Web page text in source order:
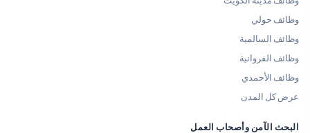
وظائف حولي
وظائف السالمية
وظائف الفروانية
وظائف الأحمدي
عرض كل المدن
البحث الآمن وأصحاب العمل